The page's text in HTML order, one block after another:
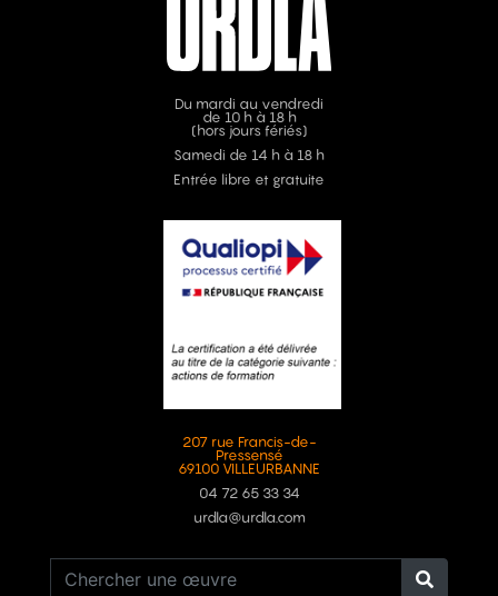
Du mardi au vendredi
de 10 h à 18 h
(hors jours fériés)
Samedi de 14 h à 18 h
Entrée libre et gratuite
207 rue Francis-de-
Pressensé
69100 VILLEURBANNE
04 72 65 33 34
urdla@urdla.com